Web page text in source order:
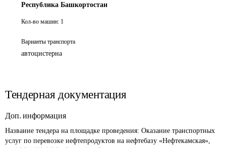
Республика Башкортостан
Кол-во машин: 1
Варианты транспорта
автоцистерна
Тендерная документация
Доп. информация
Название тендера на площадке проведения: Оказание транспортных
услуг по перевозке нефтепродуктов на нефтебазу «Нефтекамская»,